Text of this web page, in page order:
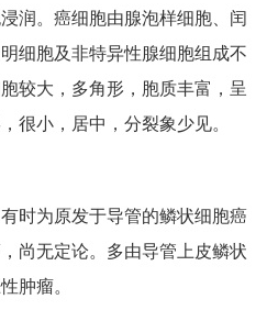
润。癌细胞由腺泡样细胞、闰
细胞及非特异性腺细胞组成不
较大，多角形，胞质丰富，呈
很小，居中，分裂象少见。
时为原发于导管的鳞状细胞癌
尚无定论。多由导管上皮鳞状
肿瘤。